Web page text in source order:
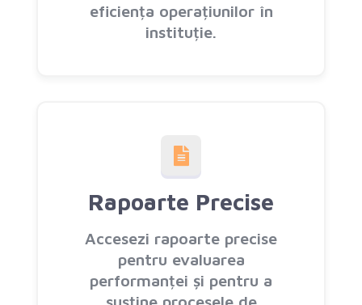
eficiența operațiunilor în
instituție.
Rapoarte Precise
Accesezi rapoarte precise
pentru evaluarea
performanței și pentru a